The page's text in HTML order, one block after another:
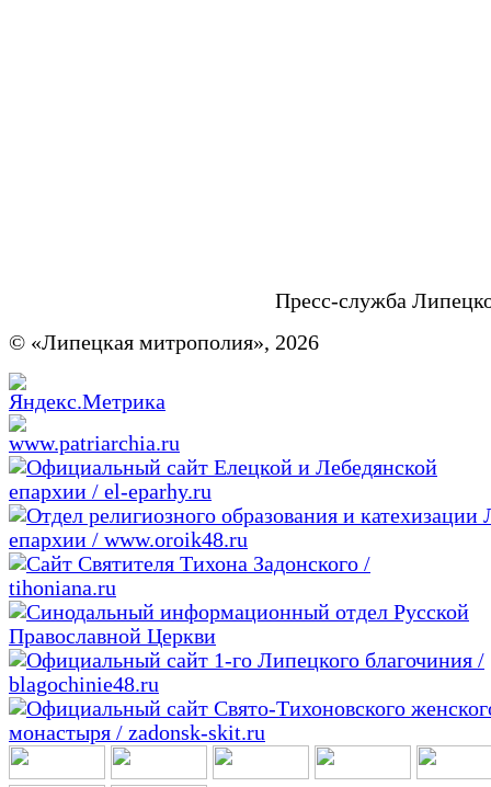
Пресс-служба
© «Липецкая митрополия», 2026